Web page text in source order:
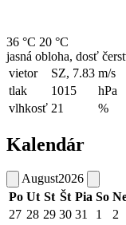
36 °C 20 °C
jasná obloha, dosť
vietor
SZ, 7.83 m/s
tlak
1015
hPa
vlhkosť 21 %
Kalendár
August2026
Po Ut St Št Pia So
27 28 29 30 31 1
2